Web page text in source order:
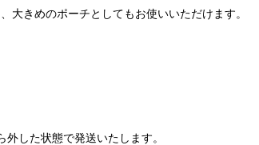
大きめのポーチとしてもお使いいただけます。
した状態で発送いたします。